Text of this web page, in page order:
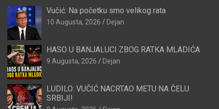
Vučić: Na početku smo velikog rata
10 Augusta, 2026 Dejan
HASO U BANJALUCI ZBOG RATKA MLADIĆA
9 Augusta, 2026 Dejan
LUDILO: VUČIĆ NACRTAO METU NA ČELU
SRBIJI!